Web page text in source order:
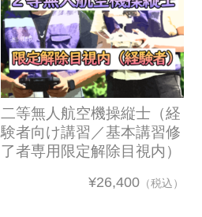
二等無人航空機操縦士（経
験者向け講習／基本講習修
了者専用限定解除目視内）
¥26,400 （税込）